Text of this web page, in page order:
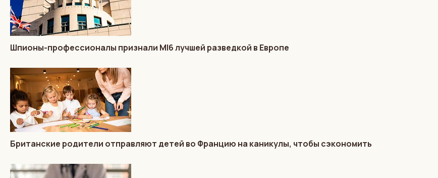
Шпионы-профессионалы признали MI6 лучшей разведкой в Европе
Британские родители отправляют детей во Францию на каникулы, чтобы сэкономить